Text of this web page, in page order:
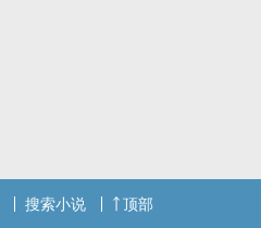
搜索小说 顶部